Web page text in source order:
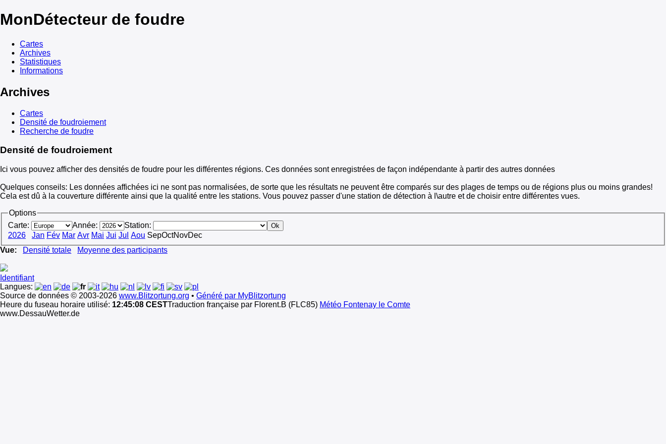
MonDétecteur de foudre
Cartes
Archives
Statistiques
Informations
Archives
Cartes
Densité de foudroiement
Recherche de foudre
Densité de foudroiement
Ici vous pouvez afficher des densités de foudre pour les différentes régions. Ces données sont enregistrées de façon indépendante à partir des autres données
Quelques conseils: Les données affichées ici ne sont pas normalisées, de sorte que les résultats ne peuvent être comparés sur des plages de temps ou de régions plus ou moins grandes!
Cela est dû à la couverture différente ainsi que la qualité entre les stations. Vous pouvez passer d'une station de détection à l\autre et de choisir entre différentes vues.
Options
Carte:
Année:
Station:
2026
Jan Fév Mar Avr Mai Jui Jul Aou SepOctNovDec
Vue:
Densité totale Moyenne des participants
Identifiant
Langues:
Source de données © 2003-2026 www.Blitzortung.org • Généré par MyBlitzortung
Heure du fuseau horaire utilisé: 12:45:08 CESTTraduction française par Florent.B (FLC85) Météo Fontenay le Comte
www.DessauWetter.de